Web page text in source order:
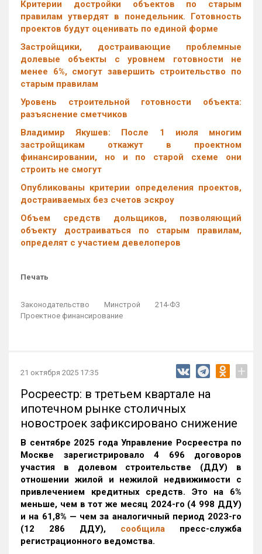
Критерии достройки объектов по старым
правилам утвердят в понедельник. Готовность
проектов будут оценивать по единой форме
Застройщики, достраивающие проблемные
долевые объекты с уровнем готовности не
менее 6%, смогут завершить строительство по
старым правилам
Уровень строительной готовности объекта:
разъяснение сметчиков
Владимир Якушев: После 1 июля многим
застройщикам откажут в проектном
финансировании, но и по старой схеме они
строить не смогут
Опубликованы критерии определения проектов,
достраиваемых без счетов эскроу
Объем средств дольщиков, позволяющий
объекту достраиваться по старым правилам,
определят с участием девелоперов
Печать
Законодательство Минстрой
214-ФЗ
Проектное финансирование
21 октября 2025 17:35 +
Росреестр: в третьем квартале на
ипотечном рынке столичных
новостроек зафиксировано снижение
В сентябре 2025 года Управление Росреестра по
Москве зарегистрировало 4 696 договоров
участия в долевом строительстве (ДДУ) в
отношении жилой и нежилой недвижимости с
привлечением кредитных средств. Это на 6%
меньше, чем в тот же месяц 2024-го (4 998 ДДУ)
и на 61,8% — чем за аналогичный период 2023-го
(12 286 ДДУ), сообщила пресс-служба
регистрационного ведомства.